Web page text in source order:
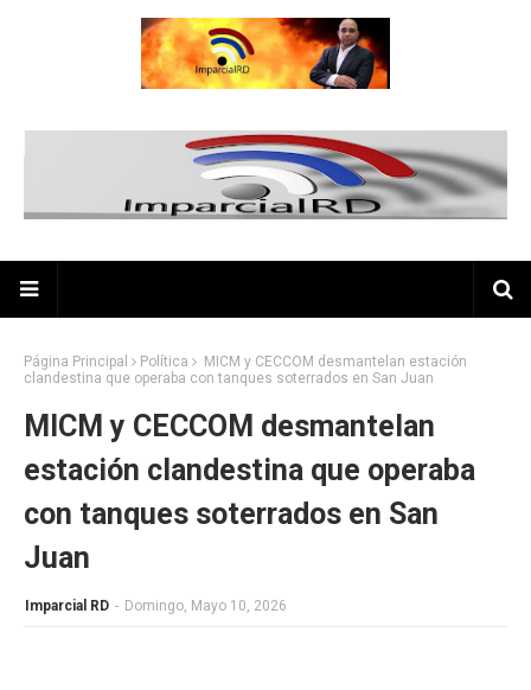
Página Principal Política
MICM y CECCOM desmantelan estación
clandestina que operaba con tanques soterrados en San Juan
MICM y CECCOM desmantelan
estación clandestina que operaba
con tanques soterrados en San
Juan
Imparcial RD - Domingo, Mayo 10, 2026